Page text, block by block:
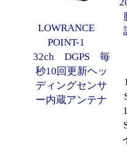
LOWRANCE
POINT-1
32ch DGPS 毎
秒10回更新ヘッ
ディングセンサ
ー内蔵アンテナ